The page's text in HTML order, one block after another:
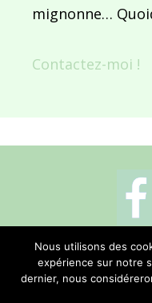
mignonne…
Contactez-moi !
Mentions
Nous utilisons des
expérience sur notre
dernier, nous